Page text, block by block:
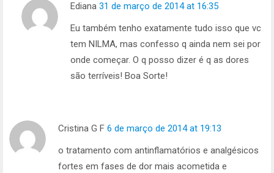
Ediana 31 de março de 2014 at 16:35
Eu também tenho exatamente tudo isso que vc
tem NILMA, mas confesso q ainda nem sei por
onde começar. O q posso dizer é q as dores
são terríveis! Boa Sorte!
Cristina G F 6 de março de 2014 at 19:13
o tratamento com antinflamatórios e analgésicos
fortes em fases de dor mais acometida e